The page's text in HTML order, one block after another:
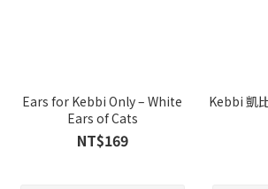
Ears for Kebbi Only – White
Ears of Cats
NT$169
Kebbi 凱